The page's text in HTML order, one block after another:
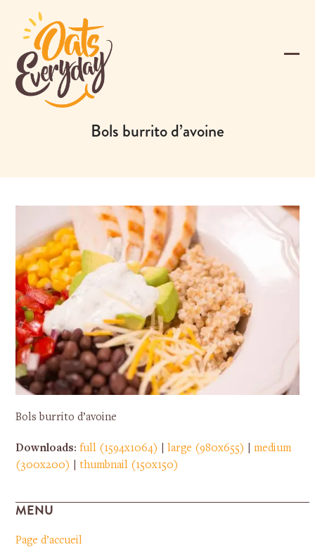
content
Bols burrito d’avoine
Bols burrito d’avoine
Downloads:full (1594x1064) |large (980x655) |medium
(300x200)
|thumbnail (150x150)
MENU
Page d’accueil